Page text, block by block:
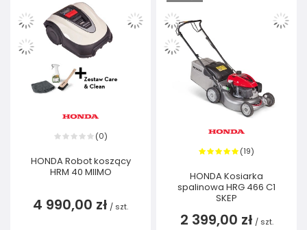
(0)
HONDA Robot koszący
HRM 40 MIIMO
4 990,00 zł / szt.
(19)
HONDA Kosiarka
spalinowa HRG 466 C1
SKEP
2 399,00 zł / szt.